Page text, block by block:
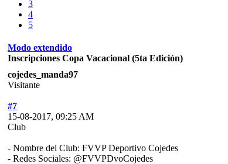
3
4
5
Modo extendido
Inscripciones Copa Vacacional (5ta Edición)
cojedes_manda97
Visitante
#7
15-08-2017, 09:25 AM
Club
- Nombre del Club: FVVP Deportivo Cojedes
- Redes Sociales: @FVVPDvoCojedes